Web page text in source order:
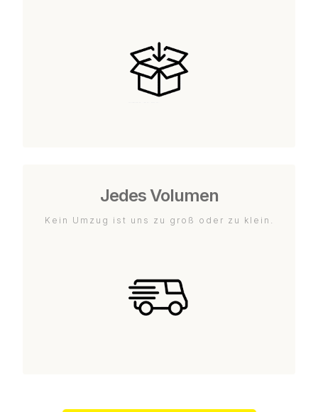
Jedes Volumen
Kein Umzug ist uns zu groß oder zu klein.